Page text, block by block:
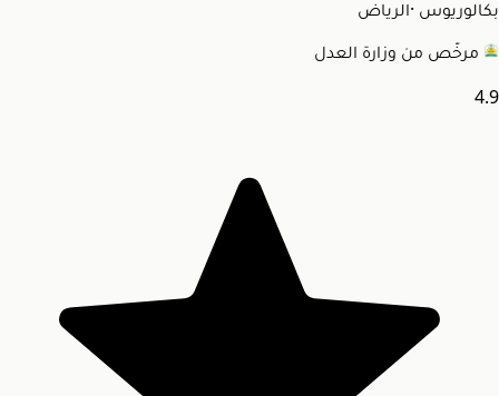
بكالوريوس ·الرياض
مرخّص من وزارة العدل
4.9